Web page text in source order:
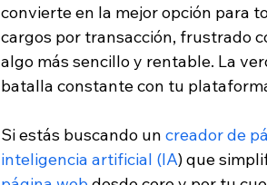
convierte en la mejor opción para
cargos por transacción, frustrado
algo más sencillo y rentable. La
batalla constante con tu
Si estás buscando un creador de
inteligencia artificial (IA) que